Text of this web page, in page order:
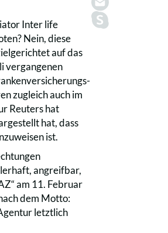
Inter life
Nein, diese
auf das
vergangenen
zugleich auch im
Reuters hat
hat, dass
ist.
angreifbar,
am 11. Februar
dem Motto:
letztlich